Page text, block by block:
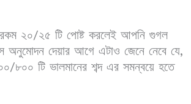
২০/২৫ টি পোষ্ট করলেই আপনি গুগল
অনুমোদন দেয়ার আগে এটাও জেনে নেবে যে,
৮০০ টি ভালমানের শব্দ এর সমন্বয়ে হতে